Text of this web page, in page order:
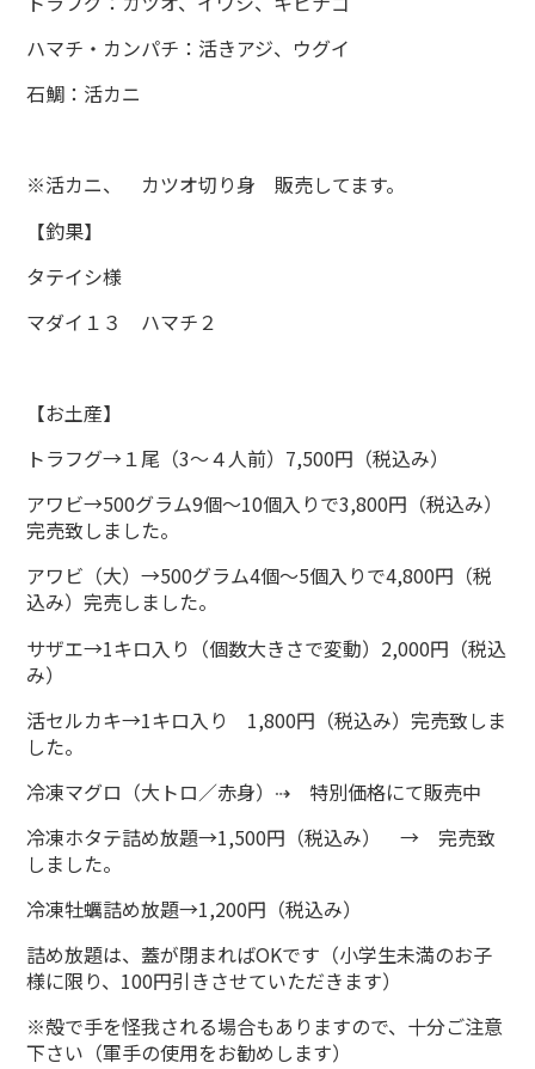
ハマチ・カンパチ：活きアジ、ウグイ
石鯛：活カニ
※活カニ、 カツオ切り身 販売してます。
【釣果】
タテイシ様
マダイ１３ ハマチ２
【お土産】
トラフグ→１尾（3～４人前）7,500円（税込み）
アワビ→500グラム9個～10個入りで3,800円（税込み）
完売致しました。
アワビ（大）→500グラム4個～5個入りで4,800円（税
込み）完売しました。
サザエ→1キロ入り（個数大きさで変動）2,000円（税込
み）
活セルカキ→1キロ入り 1,800円（税込み）完売致しま
した。
冷凍マグロ（大トロ／赤身）⇢ 特別価格にて販売中
冷凍ホタテ詰め放題→1,500円（税込み） → 完売致
しました。
冷凍牡蠣詰め放題→1,200円（税込み）
詰め放題は、蓋が閉まればOKです（小学生未満のお子
様に限り、100円引きさせていただきます）
※殻で手を怪我される場合もありますので、十分ご注意
下さい（軍手の使用をお勧めします）